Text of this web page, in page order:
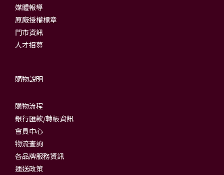
媒體報導
原廠授權標章
門市資訊
人才招募
購物說明
購物流程
銀行匯款/轉帳資訊
會員中心
物流查詢
各品牌服務資訊
運送政策